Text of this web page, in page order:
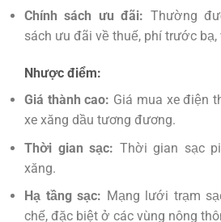
Chính sách ưu đãi: Thường
sách ưu đãi về thuế, phí trước bạ,
Nhược điểm:
Giá thành cao: Giá mua xe điện
xe xăng dầu tương đương.
Thời gian sạc: Thời gian sạc
xăng.
Hạ tầng sạc: Mạng lưới trạm
chế, đặc biệt ở các vùng nông